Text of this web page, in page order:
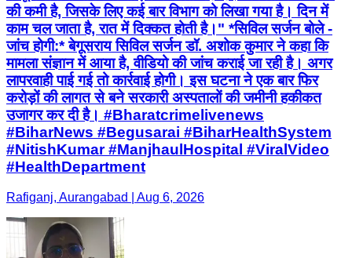
की कमी है, जिसके लिए कई बार विभाग को लिखा गया है। दिन में
काम चल जाता है, रात में दिक्कत होती है।" *सिविल सर्जन बोले -
जांच होगी:* बेगूसराय सिविल सर्जन डॉ. अशोक कुमार ने कहा कि
मामला संज्ञान में आया है, वीडियो की जांच कराई जा रही है। अगर
लापरवाही पाई गई तो कार्रवाई होगी। इस घटना ने एक बार फिर
करोड़ों की लागत से बने सरकारी अस्पतालों की जमीनी हकीकत
उजागर कर दी है। #Bharatcrimelivenews
#BiharNews #Begusarai #BiharHealthSystem
#NitishKumar #ManjhaulHospital #ViralVideo
#HealthDepartment
Rafiganj, Aurangabad | Aug 6, 2026